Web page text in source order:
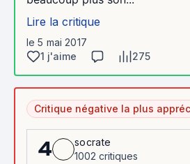
Lire la critique
le 5 mai 2017
1 j'aime
275
Critique négative la plus
4
socrate
1002 critiques